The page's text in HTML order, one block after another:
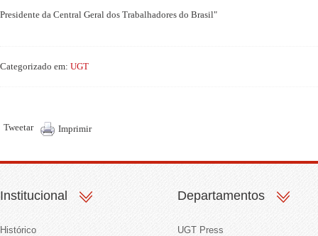
Presidente da Central Geral dos Trabalhadores do Brasil"
Categorizado em: UGT
Tweetar Imprimir
Institucional
Histórico
Departamentos
UGT Press